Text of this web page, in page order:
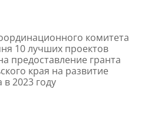
комитета
10 лучших проектов
предоставление гранта
края на развитие
2023 году